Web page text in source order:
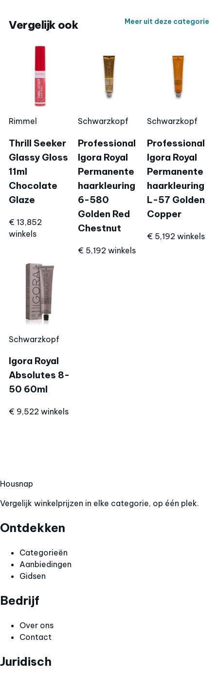
Vergelijk ook Meer uit deze categorie
Rimmel
Thrill Seeker
Glassy Gloss
11ml
Chocolate
Glaze
€ 13,852
winkels
Schwarzkopf
Professional
Igora Royal
Permanente
haarkleuring
6-580
Golden Red
Chestnut
€ 5,192 winkels
Schwarzkopf
Professional
Igora Royal
Permanente
haarkleuring
L-57 Golden
Copper
€ 5,192 winkels
Schwarzkopf
Igora Royal
Absolutes 8-
50 60ml
€ 9,522 winkels
Housnap
Vergelijk winkelprijzen in elke categorie, op één plek.
Ontdekken
Categorieën
Aanbiedingen
Gidsen
Bedrijf
Over ons
Contact
Juridisch